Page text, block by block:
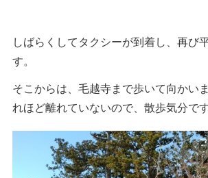
しばらくしてタクシーが到着し、再び
す。
そこからは、毛越寺まで歩いて向かい
れほど離れていないので、散歩気分です